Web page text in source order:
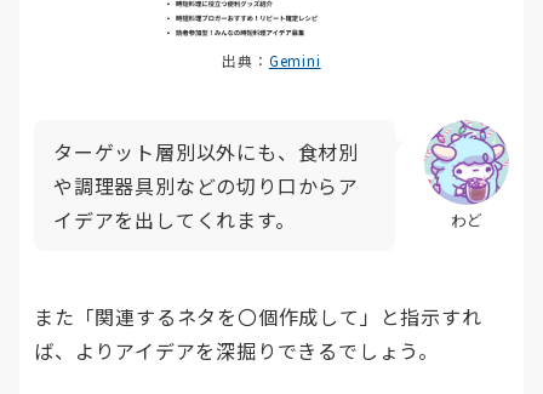
出典： Gemini
わど
ターゲット層別以外にも、食材別
や調理器具別などの切り口からア
イデアを出してくれます。
また「関連するネタを〇個作成して」と指示すれ
ば、よりアイデアを深掘りできるでしょう。